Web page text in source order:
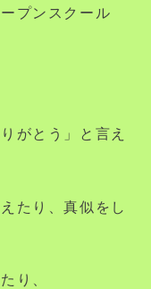
プンスクール
がとう」と言え
たり、真似をし
り、